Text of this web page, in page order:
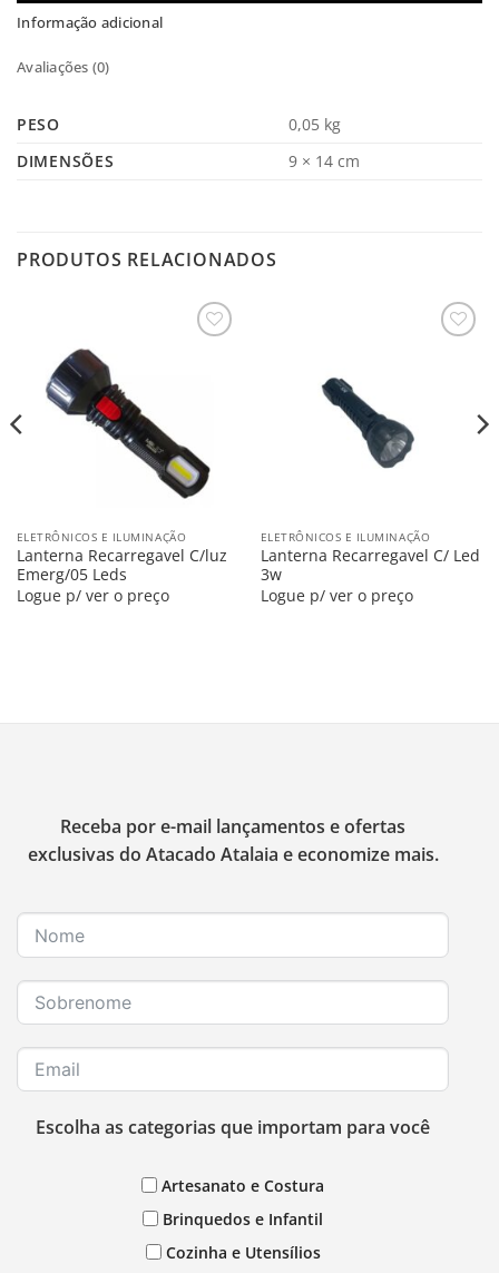
Informação adicional
Avaliações (0)
PESO
0,05 kg
DIMENSÕES
9 × 14 cm
PRODUTOS RELACIONADOS
ELETRÔNICOS E ILUMINAÇÃO
Lanterna Recarregavel C/luz
Emerg/05 Leds
Logue p/ ver o preço
ELETRÔNICOS E ILUMINAÇÃO
Lanterna Recarregavel C/ Led
3w
Logue p/ ver o preço
Receba por e-mail lançamentos e ofertas
exclusivas do Atacado Atalaia e economize mais.
Escolha as categorias que importam para você
Artesanato e Costura
Brinquedos e Infantil
Cozinha e Utensílios